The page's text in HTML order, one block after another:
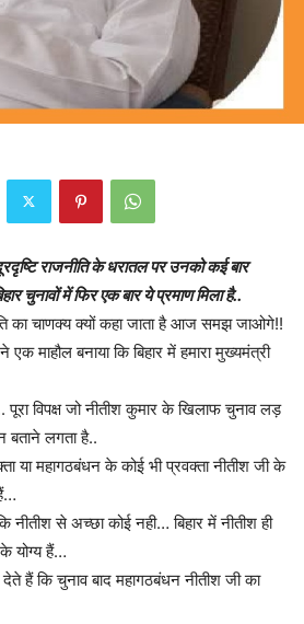
राजनीति के धरातल पर उनको कई बार
चुनावों में फिर एक बार ये प्रमाण मिला है..
का चाणक्य क्यों कहा जाता है आज समझ जाओगे!!
माहौल बनाया कि बिहार में हमारा मुख्यमंत्री
पूरा विपक्ष जो नीतीश कुमार के खिलाफ चुनाव लड़
बताने लगता है..
या महागठबंधन के कोई भी प्रवक्ता नीतीश जी के
नीतीश से अच्छा कोई नही… बिहार में नीतीश ही
योग्य हैं…
हैं कि चुनाव बाद महागठबंधन नीतीश जी का